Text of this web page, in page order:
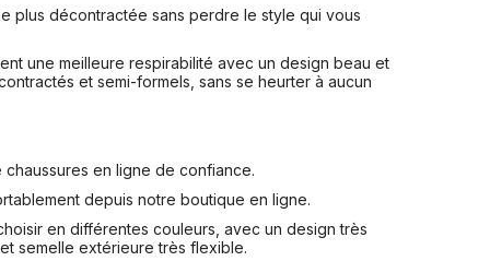
plus décontractée sans perdre le style qui vous
une meilleure respirabilité avec un design beau et
et semi-formels, sans se heurter à aucun
en ligne de confiance.
depuis notre boutique en ligne.
en différentes couleurs, avec un design très
semelle extérieure très flexible.